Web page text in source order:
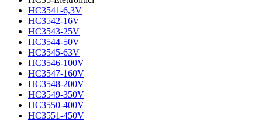
HC3541-6,3V
HC3542-16V
HC3543-25V
HC3544-50V
HC3545-63V
HC3546-100V
HC3547-160V
HC3548-200V
HC3549-350V
HC3550-400V
HC3551-450V